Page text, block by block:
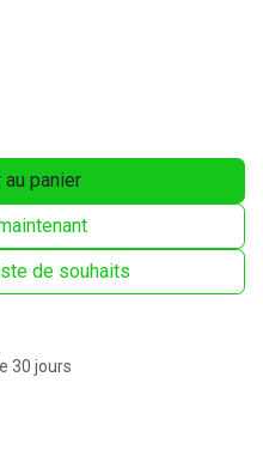
au panier
de souhaits
30 jours